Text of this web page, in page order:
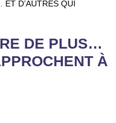
DE PLUS…
À